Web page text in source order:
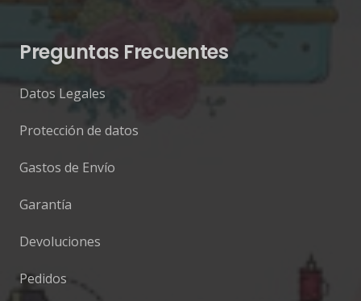
Preguntas Frecuentes
Datos Legales
Protección de datos
Gastos de Envío
Garantía
Devoluciones
Pedidos